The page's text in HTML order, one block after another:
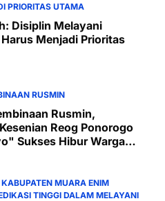
PRIORITAS UTAMA
Disiplin Melayani
Menjadi Prioritas
RUSMIN
Rusmin,
Reog Ponorogo
Sukses Hibur Warga
MUARA ENIM
TINGGI DALAM MELAYANI